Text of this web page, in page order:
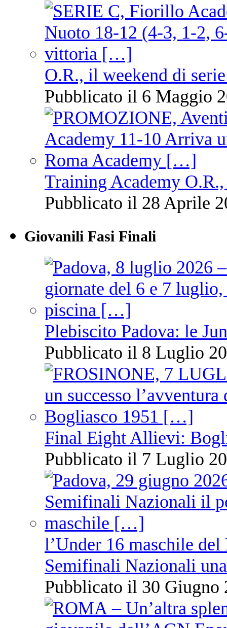
O.R., il weekend di
Pubblicato il 6 Maggio
Training Academy
Pubblicato il 28 Aprile
Giovanili Fasi Finali
Plebiscito Padova: le
Pubblicato il 8 Luglio
Final Eight Allievi:
Pubblicato il 7 Luglio
l’Under 16 maschile
Semifinali Nazionali
Pubblicato il 30 Giugno